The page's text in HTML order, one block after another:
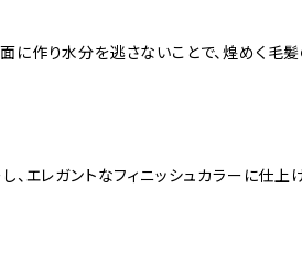
作り水分を逃さないことで、煌めく毛
エレガントなフィニッシュカラーに仕上げ